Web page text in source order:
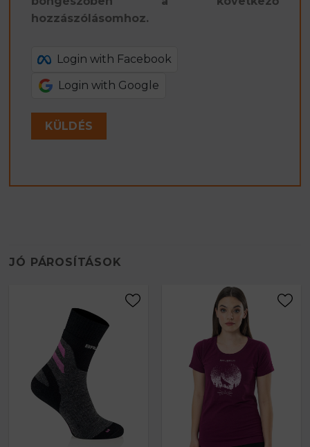
hozzászólásomhoz.
Login with Facebook
Login with Google
JÓ PÁROSÍTÁSOK